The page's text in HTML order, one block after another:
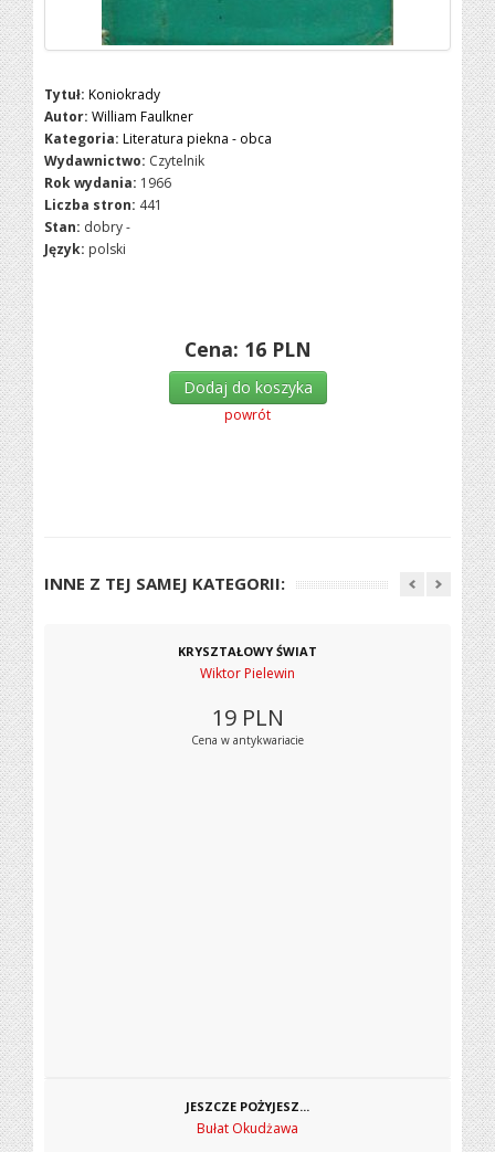
Tytuł: Koniokrady
Autor: William Faulkner
Kategoria: Literatura piekna - obca
Wydawnictwo: Czytelnik
Rok wydania: 1966
Liczba stron: 441
Stan: dobry -
Język: polski
Cena: 16 PLN
Dodaj do koszyka
powrót
INNE Z TEJ SAMEJ KATEGORII:
KRYSZTAŁOWY ŚWIAT
Wiktor Pielewin
19 PLN
Cena w antykwariacie
JESZCZE POŻYJESZ...
Bułat Okudżawa